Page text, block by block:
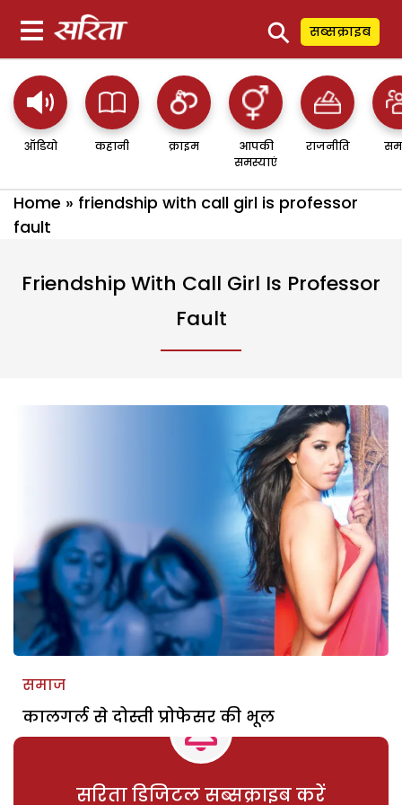
⚲ सब्सक्राइब
ऑडियो कहानी क्राइम
आपकी
समस्याएं
राजनीति
Home » friendship with call girl is professor
fault
Friendship With Call Girl Is Professor
Fault
समाज
कालगर्ल से दोस्ती प्रोफेसर की भूल
सरिता डिजिटल सब्सक्राइब करें